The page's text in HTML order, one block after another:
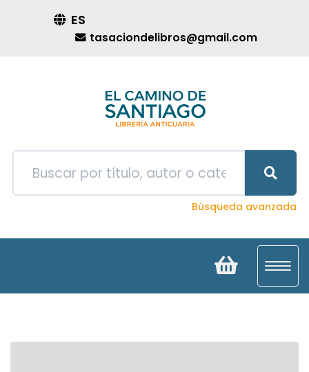
ES
tasaciondelibros@gmail.com
Búsqueda avanzada